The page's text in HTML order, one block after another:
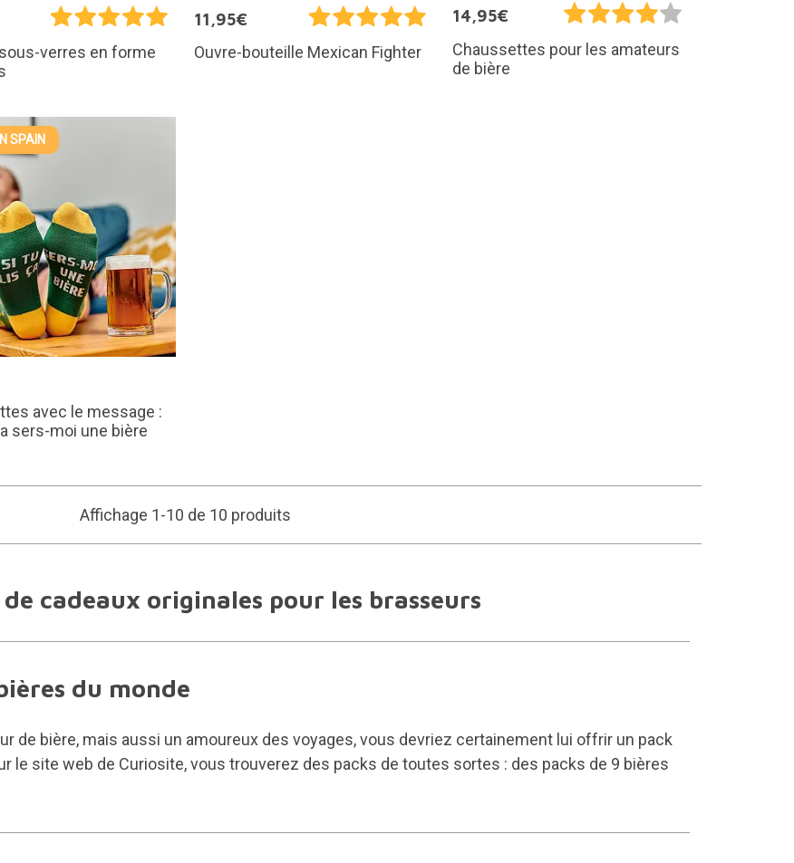
verres en forme
11,95€
Ouvre-bouteille Mexican Fighter
14,95€
Chaussettes pour les amateurs
de bière
SPAIN
avec le message :
sers-moi une bière
Affichage 1-10 de 10 produits
de cadeaux originales pour les brasseurs
du monde
de bière, mais aussi un amoureux des voyages, vous devriez certainement lui offrir un pack
le site web de Curiosite, vous trouverez des packs de toutes sortes : des packs de 9 bières